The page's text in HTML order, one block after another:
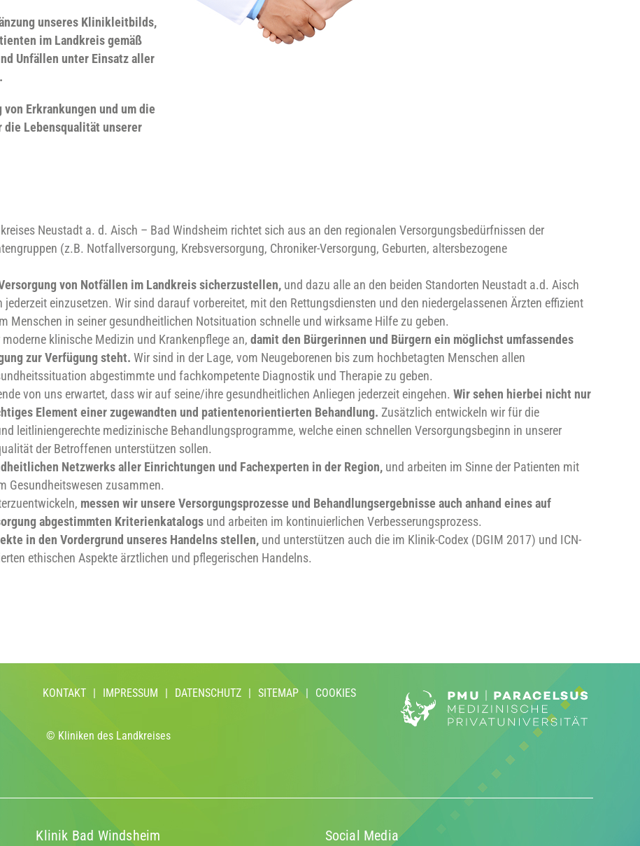
unseres Klinikleitbilds,
im Landkreis gemäß
Unfällen unter Einsatz aller
Erkrankungen und um die
die Lebensqualität unserer
Neustadt a. d. Aisch – Bad Windsheim richtet sich aus an den regionalen Versorgungsbedürfnissen der
(z.B. Notfallversorgung, Krebsversorgung, Chroniker-Versorgung, Geburten, altersbezogene
von Notfällen im Landkreis sicherzustellen, und dazu alle an den beiden Standorten Neustadt a.d. Aisch
einzusetzen. Wir sind darauf vorbereitet, mit den Rettungsdiensten und den niedergelassenen Ärzten effizient
Menschen in seiner gesundheitlichen Notsituation schnelle und wirksame Hilfe zu geben.
klinische Medizin und Krankenpflege an, damit den Bürgerinnen und Bürgern ein möglichst umfassendes
zur Verfügung steht. Wir sind in der Lage, vom Neugeborenen bis zum hochbetagten Menschen allen
abgestimmte und fachkompetente Diagnostik und Therapie zu geben.
von uns erwartet, dass wir auf seine/ihre gesundheitlichen Anliegen jederzeit eingehen. Wir sehen hierbei nicht nur
Element einer zugewandten und patientenorientierten Behandlung. Zusätzlich entwickeln wir für die
leitliniengerechte medizinische Behandlungsprogramme, welche einen schnellen Versorgungsbeginn in unserer
der Betroffenen unterstützen sollen.
Netzwerks aller Einrichtungen und Fachexperten in der Region, und arbeiten im Sinne der Patienten mit
Gesundheitswesen zusammen.
messen wir unsere Versorgungsprozesse und Behandlungsergebnisse auch anhand eines auf
abgestimmten Kriterienkatalogs und arbeiten im kontinuierlichen Verbesserungsprozess.
in den Vordergrund unseres Handelns stellen, und unterstützen auch die im Klinik-Codex (DGIM 2017) und ICN-
ethischen Aspekte ärztlichen und pflegerischen Handelns.
KONTAKT | IMPRESSUM | DATENSCHUTZ | SITEMAP | COOKIES
© Kliniken des Landkreises
Klinik Bad Windsheim Social Media